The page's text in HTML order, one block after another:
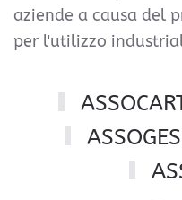
aziende a causa del
per l'utilizzo